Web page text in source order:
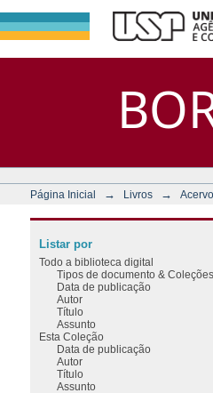
Página Inicial → Livros →
Listar por
Todo a biblioteca digital
Tipos de documento & Coleções
Data de publicação
Autor
Título
Assunto
Esta Coleção
Data de publicação
Autor
Título
Assunto